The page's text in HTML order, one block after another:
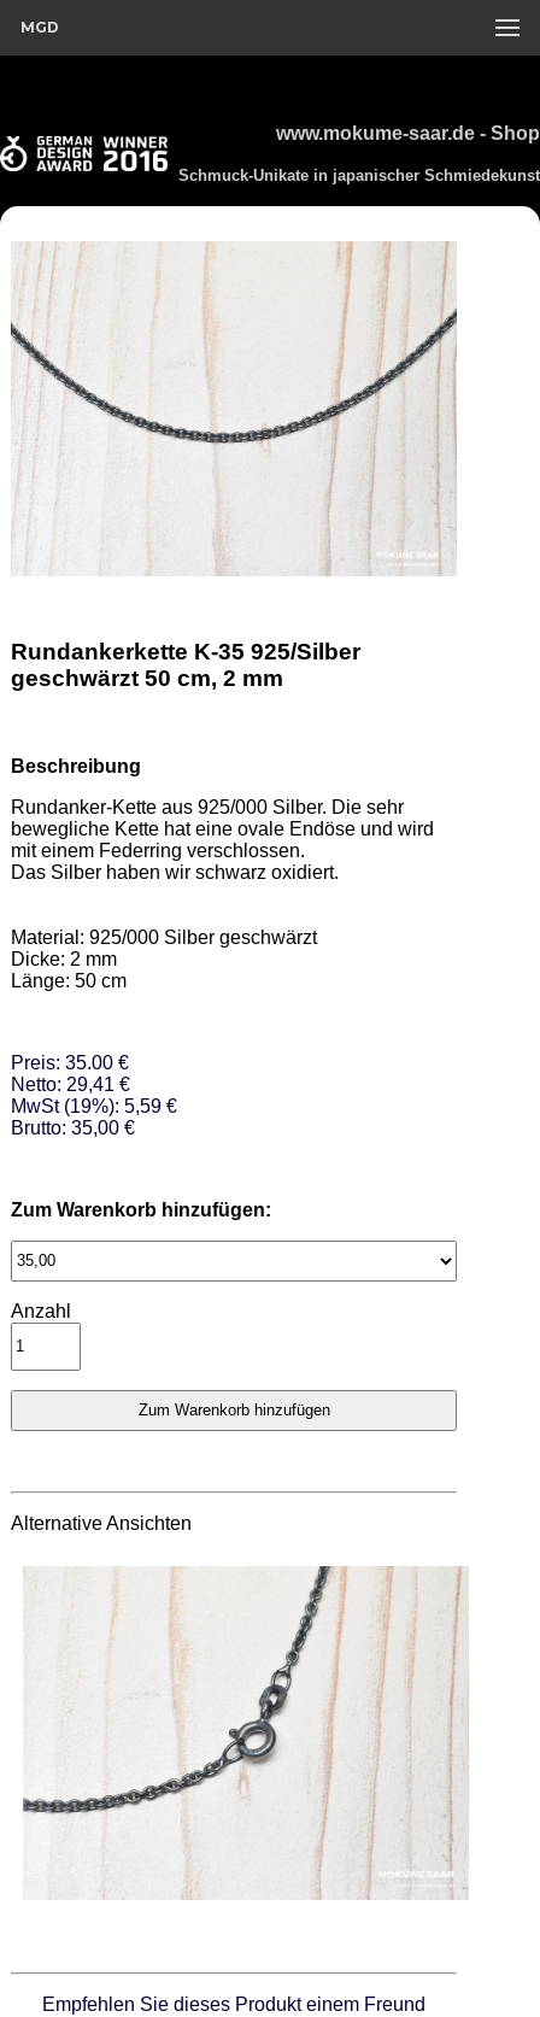
MGD
www.mokume-saar.de - Shop
Schmuck-Unikate in japanischer Schmiedekunst
Rundankerkette K-35 925/Silber
geschwärzt 50 cm, 2 mm
Beschreibung
Rundanker-Kette aus 925/000 Silber. Die sehr
bewegliche Kette hat eine ovale Endöse und wird
mit einem Federring verschlossen.
Das Silber haben wir schwarz oxidiert.
Material: 925/000 Silber geschwärzt
Dicke: 2 mm
Länge: 50 cm
Preis: 35.00 €
Netto: 29,41 €
MwSt (19%): 5,59 €
Brutto: 35,00 €
Zum Warenkorb hinzufügen:
Anzahl
Alternative Ansichten
Empfehlen Sie dieses Produkt einem Freund